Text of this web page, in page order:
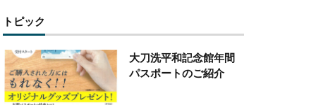
トピック
大刀洗平和記念館年間
パスポートのご紹介